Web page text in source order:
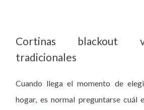
Cortinas blackout
tradicionales
Cuando llega el momento de
hogar, es normal preguntarse cuál